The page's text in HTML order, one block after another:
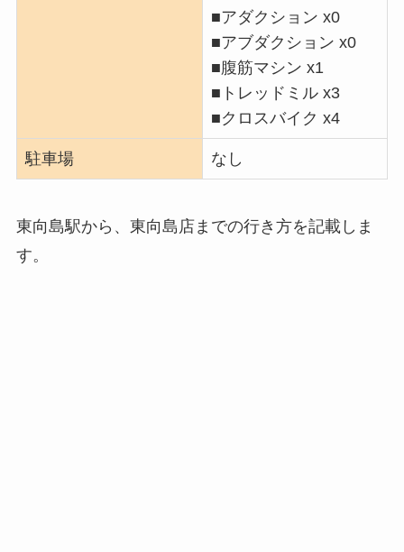
■アダクション x0
■アブダクション x0
■腹筋マシン x1
■トレッドミル x3
■クロスバイク x4
駐車場 なし
東向島駅から、東向島店までの行き方を記載しま
す。